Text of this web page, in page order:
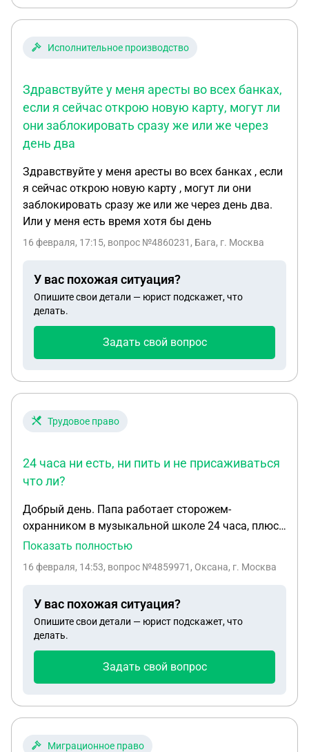
и я их оплачиваю. Т.е. все легально, хитрить как
так работать и могут ли как то работодатели
Исполнительное производство
Здравствуйте у меня аресты во всех банках,
если я сейчас открою новую карту, могут ли
они заблокировать сразу же или же через
день два
Здравствуйте у меня аресты во всех банках , если
я сейчас открою новую карту , могут ли они
заблокировать сразу же или же через день два.
Или у меня есть время хотя бы день
16 февраля, 17:15, вопрос №4860231, Бага, г. Москва
У вас похожая ситуация?
Опишите свои детали — юрист подскажет, что
делать.
Задать свой вопрос
Трудовое право
24 часа ни есть, ни пить и не присаживаться
что ли?
Добрый день. Папа работает сторожем-
охранником в музыкальной школе 24 часа, плюс
у него инвалидность но группа рабочая. Все было
сторожа с разрешения директора: диван, чайник,
при этом без оснований каких то, просто так
захотела. 24 часа ни есть, ни пить и не
присаживаться что ли? Как нам быть?
Показать полностью
16 февраля, 14:53, вопрос №4859971, Оксана, г. Москва
У вас похожая ситуация?
Опишите свои детали — юрист подскажет, что
делать.
Задать свой вопрос
Миграционное право